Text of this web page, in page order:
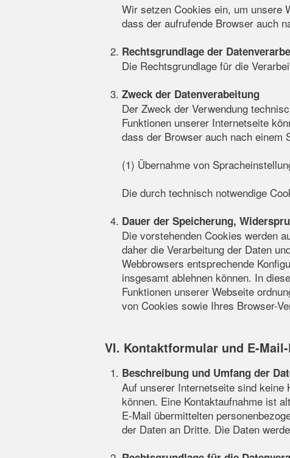
Wir setzen Cookies ein, um unsere
dass der aufrufende Browser auch
Rechtsgrundlage der
Die Rechtsgrundlage für die
Zweck der Datenverabeitung
Der Zweck der Verwendung
Funktionen unserer Internetseite
dass der Browser auch nach einem
(1) Übernahme von
Die durch technisch notwendige
Dauer der Speicherung,
Die vorstehenden Cookies werden
daher die Verarbeitung der Daten
Webbrowsers entsprechende
insgesamt ablehnen können. In
Funktionen unserer Webseite
von Cookies sowie Ihres Browser-
VI. Kontaktformular und E-
Beschreibung und Umfang der
Auf unserer Internetseite sind keine
können. Eine Kontaktaufnahme ist
E-Mail übermittelten
der Daten an Dritte. Die Daten